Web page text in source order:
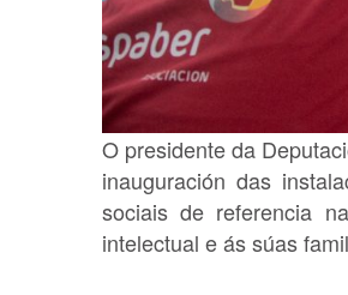
O presidente da
inauguración das
sociais de referencia
intelectual e ás súas